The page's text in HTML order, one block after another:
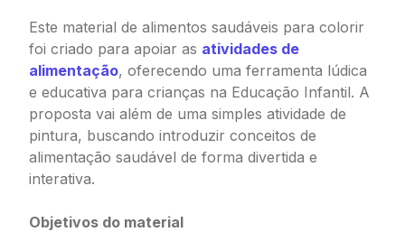
Este material de alimentos saudáveis para colorir
foi criado para apoiar as atividades de
alimentação, oferecendo uma ferramenta lúdica
e educativa para crianças na Educação Infantil. A
proposta vai além de uma simples atividade de
pintura, buscando introduzir conceitos de
alimentação saudável de forma divertida e
interativa.
Objetivos do material